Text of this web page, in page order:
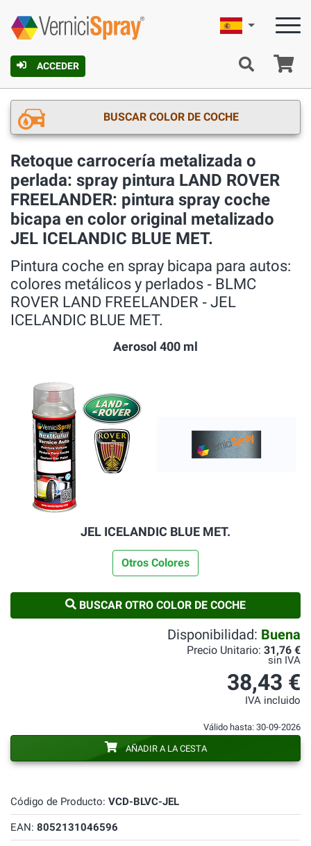
ACCEDER
Español
BUSCAR COLOR DE COCHE
Retoque carrocería metalizada o
perlada: spray pintura LAND ROVER
FREELANDER: pintura spray coche
bicapa en color original metalizado
JEL ICELANDIC BLUE MET.
Pintura coche en spray bicapa para autos:
colores metálicos y perlados ‐ BLMC
ROVER LAND FREELANDER ‐ JEL
ICELANDIC BLUE MET.
Aerosol 400 ml
JEL ICELANDIC BLUE MET.
Otros Colores
BUSCAR OTRO COLOR DE COCHE
Código de Producto: VCD-BLVC-JEL
EAN: 8052131046596
Disponibilidad: Buena
Precio Unitario: 31,76 €
sin IVA
38,43 €
IVA incluido
Válido hasta: 30-09-2026
AÑADIR A LA CESTA